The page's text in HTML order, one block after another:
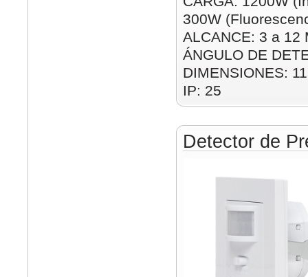
300W
ALCANCE: 3 a 12
ÁNGULO DE
DIMENSIONES:
IP: 25
Detector de